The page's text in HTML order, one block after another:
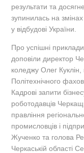
результати та
зупинилась на
у відбудові України.
Про успішні
доповіли директор
коледжу Олег
Політехнічного
Кадрові запити
роботодавців
правління
промисловців і
Жученко та голова
Черкаській області